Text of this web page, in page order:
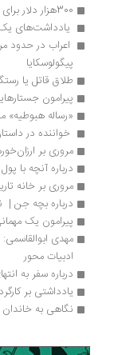
یادداشت‌های یک
پیگولوسکایا
طلاق قاتل یا رستگاری
پیرامون جستارهایی
«رساله هبوطیه»
خواننده در داستان  |
مروری بر ارزان‌خورها |
درباره آنچه با پول
مروری بر خانه تاریک
درباره بچه جن |  نرگس
پیرامون یک مهمانی یک
ادبیات محور
درباره سفر به انتهای
یادداشتی بر
نگاهی به خاندان ویال